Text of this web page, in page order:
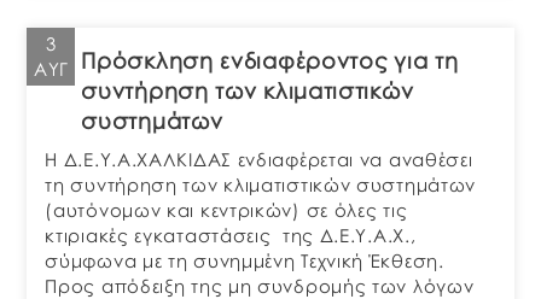
3
ΑΥΓ
Πρόσκληση ενδιαφέροντος για τη
συντήρηση των κλιματιστικών
συστημάτων
Η Δ.Ε.Υ.Α.ΧΑΛΚΙΔΑΣ ενδιαφέρεται να αναθέσει
τη συντήρηση των κλιματιστικών συστημάτων
(αυτόνομων και κεντρικών) σε όλες τις
κτιριακές εγκαταστάσεις της Δ.Ε.Υ.Α.Χ.,
σύμφωνα με τη συνημμένη Τεχνική Έκθεση.
Προς απόδειξη της μη συνδρομής των λόγων